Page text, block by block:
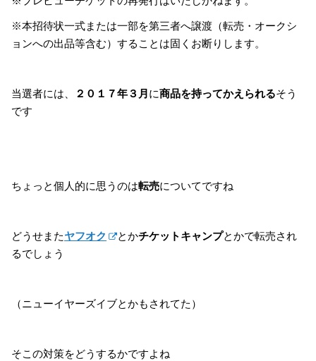
※本招待状一式または一部を第三者へ譲渡（転売・オークシ
ョンへの出品等含む）することは固くお断りします。
当選者には、 ２０１７年３月 に商品を持ってかえられるそう
です
ちょっと個人的に思うのは転売についてですね
どうせまたヤフオク とかチケットキャンプとかで転売され
るでしょう
（ニューイヤーズイブとかもされてた）
そこの対策をどうするかですよね